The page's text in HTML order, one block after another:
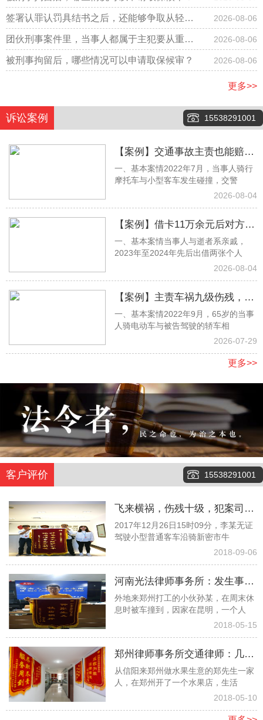
签署认罪认罚具结书之后，还能够争取从轻改
判吗？
2026-08-06
团伙刑事案件里，当事人都属于主犯要从重判
刑吗？
2026-08-06
被刑事拘留后，哪些情况可以申请取保候审？ 2026-08-06
更多>>
诉讼案例 15538291001
【案例】交通事故主责也能赔！
梁林静律师调解拿下12万余元赔
一、基本案情2022年7月，当事人骑行
摩托车与小型客车发生碰撞，交警
2026-08-04
【案例】借卡11万余元后对方离
世遭家属拒还，杨思淼律师取证
一、基本案情当事人与逝者系亲戚，
2023年至2024年先后出借两张个人
2026-08-04
【案例】主责车祸九级伤残，张
明月律师当庭抗辩，足额获赔17
一、基本案情2022年9月，65岁的当事
人骑电动车与被告驾驶的轿车相
2026-07-29
更多>>
客户评价 15538291001
飞来横祸，伤残十级，犯案司机
又险逃逸，看看律师团队如何齐
心协力争取１６万元赔偿款
2017年12月26日15时09分，李某无证
驾驶小型普通客车沿骑新密市牛
2018-09-06
河南光法律师事务所：发生事故
孤苦无依委托白爱敏律师终获赔
外地来郑州打工的小伙孙某，在周末休
息时被车撞到，因家在昆明，一个人
2018-05-15
郑州律师事务所交通律师：几经
波折幸遇光法律师终获高额赔偿
从信阳来郑州做水果生意的郑先生一家
人，在郑州开了一个水果店，生活
2018-05-10